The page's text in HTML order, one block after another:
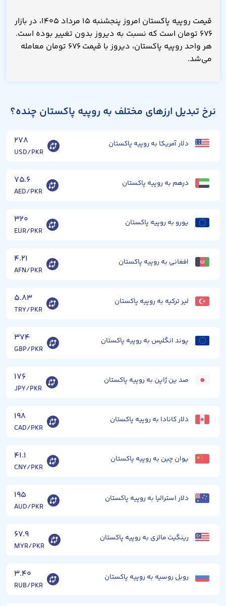
قیمت روپیه پاکستان امروز پنجشنبه ۱۵ مرداد ۱۴۰۵، در بازار
۶۷۶ تومان است که نسبت به دیروز بدون تغییر بوده است.
هر واحد روپیه پاکستان، دیروز با قیمت ۶۷۶ تومان معامله
می‌شد.
نرخ تبدیل ارزهای مختلف به روپیه پاکستان چنده؟
دلار آمریکا به روپیه پاکستان ۲۷۸
USD/PKR
درهم به روپیه پاکستان ۷۵.۶
AED/PKR
یورو به روپیه پاکستان ۳۲۰
EUR/PKR
افغانی به روپیه پاکستان ۴.۲۱
AFN/PKR
لیر ترکیه به روپیه پاکستان ۵.۸۳
TRY/PKR
پوند انگلیس به روپیه پاکستان ۳۷۴
GBP/PKR
صد ین ژاپن به روپیه پاکستان ۱۷۶
JPY/PKR
دلار کانادا به روپیه پاکستان ۱۹۸
CAD/PKR
یوان چین به روپیه پاکستان ۴۱.۱
CNY/PKR
دلار استرالیا به روپیه پاکستان ۱۹۵
AUD/PKR
رینگیت مالزی به روپیه پاکستان ۶۷.۹
MYR/PKR
روبل روسیه به روپیه پاکستان ۳.۴۰
RUB/PKR